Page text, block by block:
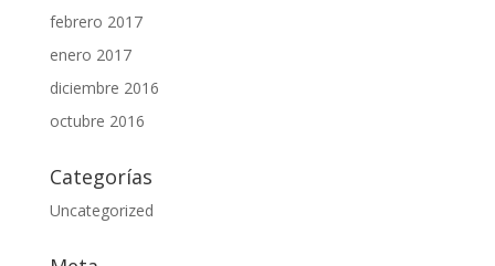
febrero 2017
enero 2017
diciembre 2016
octubre 2016
Categorías
Uncategorized